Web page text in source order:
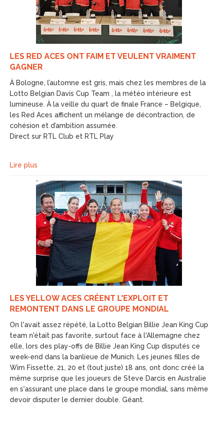
LES RED ACES ONT FAIM ET VEULENT VRAIMENT
GAGNER
À Bologne, l’automne est gris, mais chez les membres de la
Lotto Belgian Davis Cup Team , la météo intérieure est
lumineuse. À la veille du quart de finale France – Belgique,
les Red Aces affichent un mélange de décontraction, de
cohésion et d’ambition assumée.
Direct sur RTL Club et RTL Play
Lire plus
LES YELLOW ACES CRÉENT L'EXPLOIT ET
REMONTENT DANS LE GROUPE MONDIAL
On l'avait assez répété, la Lotto Belgian Billie Jean King Cup
team n'était pas favorite, surtout face à l'Allemagne chez
elle, lors des play-offs de Billie Jean King Cup disputés ce
week-end dans la banlieue de Munich. Les jeunes filles de
Wim Fissette, 21, 20 et (tout juste) 18 ans, ont donc créé la
même surprise que les joueurs de Steve Darcis en Australie
en s'assurant une place dans le groupe mondial, sans même
devoir disputer le dernier double. Géant.